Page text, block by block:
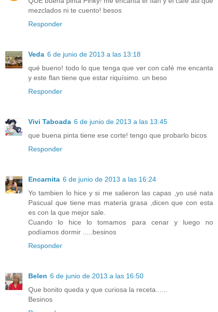
mezclados ni te cuento! besos
Responder
Veda 6 de junio de 2013 a las 13:18
qué bueno! todo lo que tenga que ver con café me encanta
y este flan tiene que estar riquísimo. un beso
Responder
Vivi Taboada 6 de junio de 2013 a las 13:45
que buena pinta tiene ese corte! tengo que probarlo bicos
Responder
Encarnita 6 de junio de 2013 a las 16:24
Yo tambien lo hice y si me salieron las capas ,yo usé nata
Pascual que tiene mas materia grasa ,dicen que con esta
es con la que mejor sale.
Cuando lo hice lo tomamos para cenar y luego no
podíamos dormir .....besinos
Responder
Belen 6 de junio de 2013 a las 16:50
Que bonito queda y que curiosa la receta......
Besinos